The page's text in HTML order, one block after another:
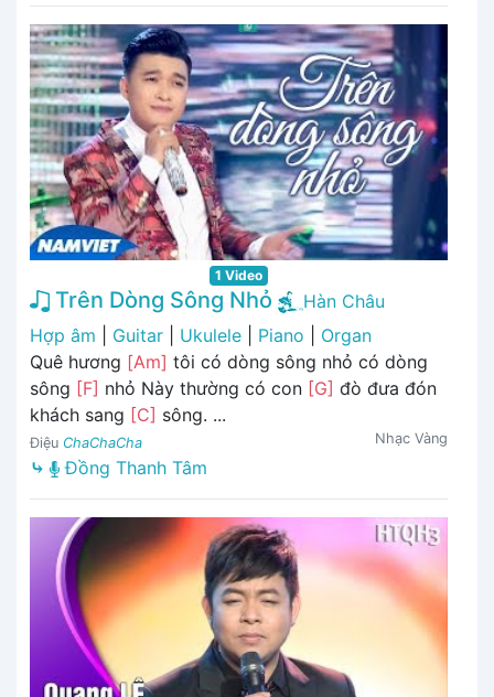
1 Video
Trên Dòng Sông Nhỏ
Hàn Châu
Hợp âm
Guitar Ukulele Piano
Organ
Quê hương [Am] tôi có dòng sông nhỏ có dòng
sông [F] nhỏ Này thường có con [G] đò đưa đón
khách sang [C] sông. ...
Điệu ChaChaCha Nhạc Vàng
⤷ Đồng Thanh Tâm